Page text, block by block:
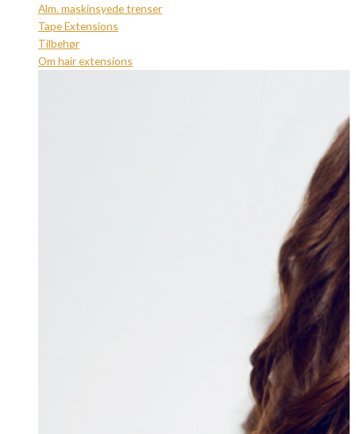
Alm. maskinsyede trenser
Tape Extensions
Tilbehør
Om hair extensions